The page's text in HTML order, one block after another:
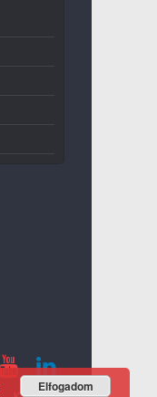
Elfogadom